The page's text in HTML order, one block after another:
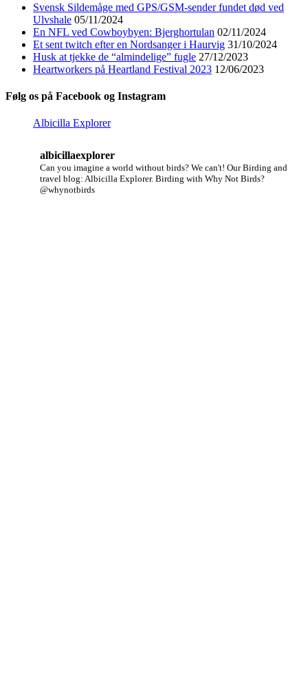
Svensk Sildemåge med GPS/GSM-sender fundet død ved
Ulvshale 05/11/2024
En NFL ved Cowboybyen: Bjerghortulan 02/11/2024
Et sent twitch efter en Nordsanger i Haurvig 31/10/2024
Husk at tjekke de “almindelige” fugle 27/12/2023
Heartworkers på Heartland Festival 2023 12/06/2023
Følg os på Facebook og Instagram
Albicilla Explorer
albicillaexplorer
Can you imagine a world without birds? We can't! Our Birding and
travel blog: Albicilla Explorer. Birding with Why Not Birds?
@whynotbirds